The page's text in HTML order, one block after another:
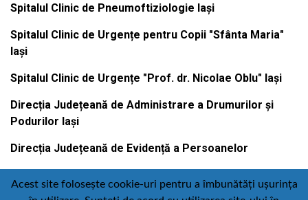
Spitalul Clinic de Pneumoftiziologie Iași
Spitalul Clinic de Urgențe pentru Copii "Sfânta Maria"
Iași
Spitalul Clinic de Urgențe "Prof. dr. Nicolae Oblu" Iași
Direcția Județeană de Administrare a Drumurilor și
Podurilor Iași
Direcția Județeană de Evidență a Persoanelor
Acest site folosește cookie-uri pentru a îmbunătăți ușurința